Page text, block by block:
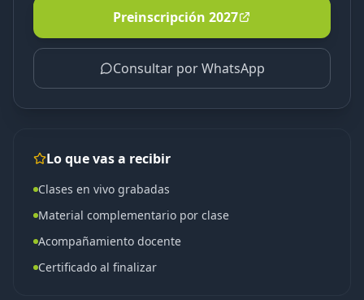
Preinscripción 2027
Consultar por WhatsApp
Lo que vas a recibir
Clases en vivo grabadas
Material complementario por clase
Acompañamiento docente
Certificado al finalizar